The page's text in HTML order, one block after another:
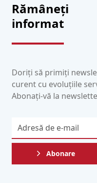
Rămâneți
informat
Doriți să primiți
curent cu evoluțiile
Abonați-vă la
Abonare